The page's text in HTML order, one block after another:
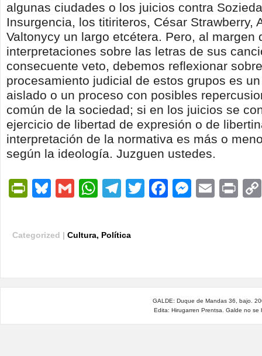
algunas ciudades o los juicios contra
Insurgencia, los titiriteros, César Strawberry,
Valtonycy un largo etcétera. Pero, al margen
interpretaciones sobre las letras de sus
consecuente veto, debemos reflexionar
procesamiento judicial de estos grupos es
aislado o un proceso con posibles
común de la sociedad; si en los juicios se
ejercicio de libertad de expresión o de
interpretación de la normativa es más o
según la ideología. Juzguen ustedes.
PrintFriendly
Bluesky
GmailWhatsApp
Telegram
TwitterFacebook
Email
Categorized | Cultura, Política
GALDE: Duque de Mandas 36, bajo.
Edita: Hirugarren Prentsa. Galde no